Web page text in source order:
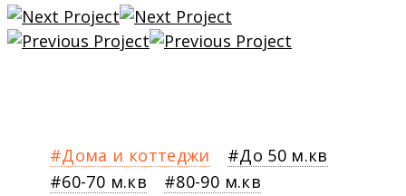
Дома и коттеджи
До 50 м.кв
60-70 м.кв
80-90 м.кв